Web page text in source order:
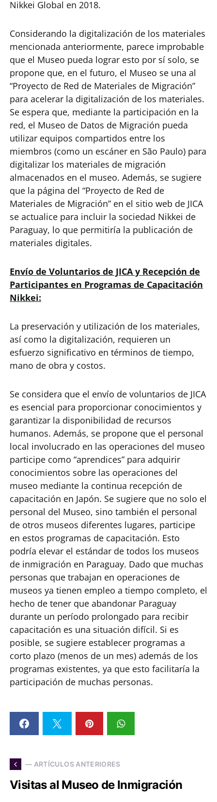
Nikkei Global en 2018.
Considerando la digitalización de los materiales
mencionada anteriormente, parece improbable
que el Museo pueda lograr esto por sí solo, se
propone que, en el futuro, el Museo se una al
“Proyecto de Red de Materiales de Migración”
para acelerar la digitalización de los materiales.
Se espera que, mediante la participación en la
red, el Museo de Datos de Migración pueda
utilizar equipos compartidos entre los
miembros (como un escáner en São Paulo) para
digitalizar los materiales de migración
almacenados en el museo. Además, se sugiere
que la página del “Proyecto de Red de
Materiales de Migración” en el sitio web de JICA
se actualice para incluir la sociedad Nikkei de
Paraguay, lo que permitiría la publicación de
materiales digitales.
Envío de Voluntarios de JICA y Recepción de
Participantes en Programas de Capacitación
Nikkei:
La preservación y utilización de los materiales,
así como la digitalización, requieren un
esfuerzo significativo en términos de tiempo,
mano de obra y costos.
Se considera que el envío de voluntarios de JICA
es esencial para proporcionar conocimientos y
garantizar la disponibilidad de recursos
humanos. Además, se propone que el personal
local involucrado en las operaciones del museo
participe como “aprendices” para adquirir
conocimientos sobre las operaciones del
museo mediante la continua recepción de
capacitación en Japón. Se sugiere que no solo el
personal del Museo, sino también el personal
de otros museos diferentes lugares, participe
en estos programas de capacitación. Esto
podría elevar el estándar de todos los museos
de inmigración en Paraguay. Dado que muchas
personas que trabajan en operaciones de
museos ya tienen empleo a tiempo completo, el
hecho de tener que abandonar Paraguay
durante un período prolongado para recibir
capacitación es una situación difícil. Si es
posible, se sugiere establecer programas a
corto plazo (menos de un mes) además de los
programas existentes, ya que esto facilitaría la
participación de muchas personas.
— ARTÍCULOS ANTERIORES
Visitas al Museo de Inmigración